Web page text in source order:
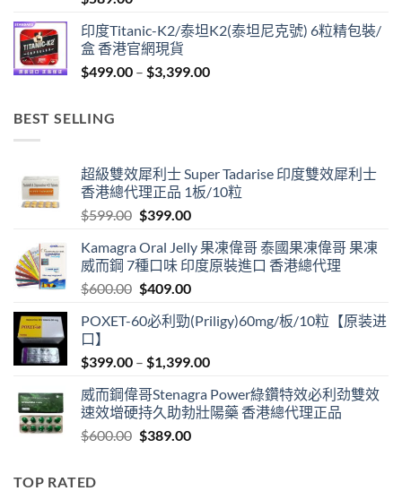
印度Titanic-K2/泰坦K2(泰坦尼克號) 6粒精包裝/
盒 香港官網現貨
$499.00 – $3,399.00Price
BEST SELLING
超級雙效犀利士 Super Tadarise 印度雙效犀利士
香港總代理正品 1板/10粒
$599.00 Original
was:
$599.00.
$399.00Current
is:
$399.00.
Kamagra Oral Jelly 果凍偉哥 泰國果凍偉哥 果凍
威而鋼 7種口味 印度原裝進口 香港總代理
$600.00 Original
was:
$409.00Current
is:
POXET-60必利勁(Priligy)60mg/板/10粒【原装进
口】
$399.00 – $1,399.00Price
$399.00
through
威而鋼偉哥Stenagra Power綠鑽特效必利劲雙效
速效增硬持久助勃壯陽藥 香港總代理正品
$600.00 Original
$389.00Current
TOP RATED